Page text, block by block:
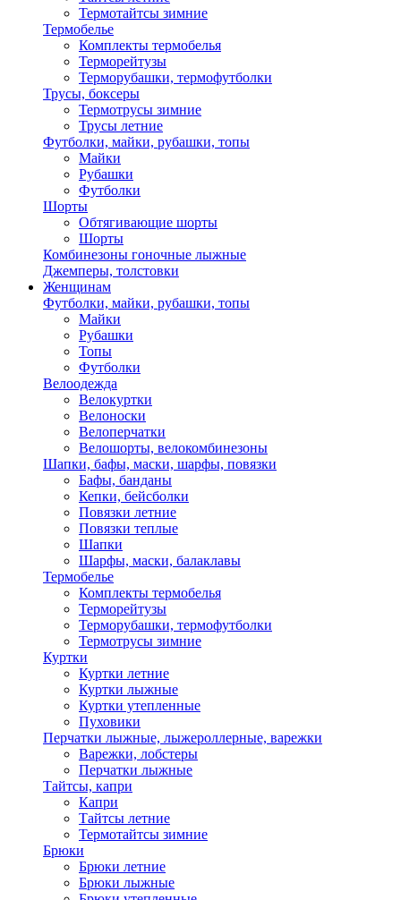
Термотайтсы зимние
Термобелье
Комплекты термобелья
Терморейтузы
Терморубашки, термофутболки
Трусы, боксеры
Термотрусы зимние
Трусы летние
Футболки, майки, рубашки, топы
Майки
Рубашки
Футболки
Шорты
Обтягивающие шорты
Шорты
Комбинезоны гоночные лыжные
Джемперы, толстовки
Женщинам
Футболки, майки, рубашки, топы
Майки
Рубашки
Топы
Футболки
Велоодежда
Велокуртки
Велоноски
Велоперчатки
Велошорты, велокомбинезоны
Шапки, бафы, маски, шарфы, повязки
Бафы, банданы
Кепки, бейсболки
Повязки летние
Повязки теплые
Шапки
Шарфы, маски, балаклавы
Термобелье
Комплекты термобелья
Терморейтузы
Терморубашки, термофутболки
Термотрусы зимние
Куртки
Куртки летние
Куртки лыжные
Куртки утепленные
Пуховики
Перчатки лыжные, лыжероллерные, варежки
Варежки, лобстеры
Перчатки лыжные
Тайтсы, капри
Капри
Тайтсы летние
Термотайтсы зимние
Брюки
Брюки летние
Брюки лыжные